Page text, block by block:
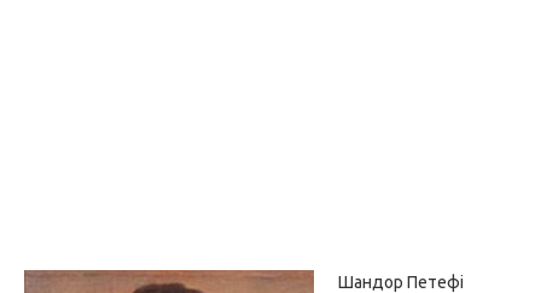
Шандор Петефі